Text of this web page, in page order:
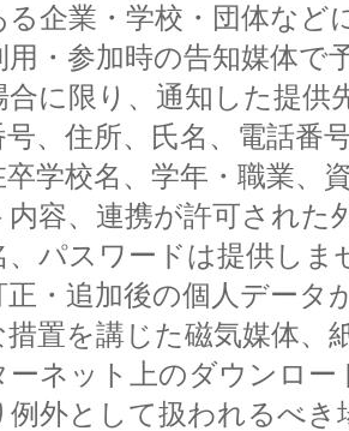
る企業・学校・団体など
用・参加時の告知媒体で
合に限り、通知した提
号、住所、氏名、電話番
卒学校名、学年・職業、
内容、連携が許可された
、パスワードは提供し
正・追加後の個人データ
措置を講じた磁気媒体、
ーネット上のダウンロ
例外として扱われるべ